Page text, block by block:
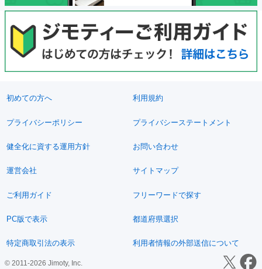
初めての方へ 利用規約
プライバシーポリシー プライバシーステートメント
健全化に資する運用方針 お問い合わせ
運営会社 サイトマップ
ご利用ガイド フリーワードで探す
PC版で表示 都道府県選択
特定商取引法の表示 利用者情報の外部送信について
© 2011-2026 Jimoty, Inc.